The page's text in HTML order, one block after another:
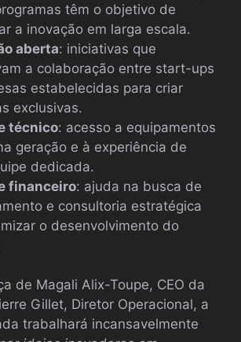
têm o objetivo de
a inovação em larga escala.
aberta: iniciativas que
a colaboração entre start-ups
estabelecidas para criar
exclusivas.
técnico: acesso a equipamentos
geração e à experiência de
dedicada.
financeiro: ajuda na busca de
e consultoria estratégica
o desenvolvimento do
de Magali Alix-Toupe, CEO da
Gillet, Diretor Operacional, a
trabalhará incansavelmente